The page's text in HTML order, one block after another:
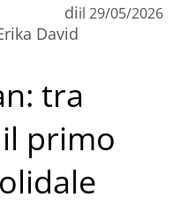
di
David
il 29/05/2026
tra
primo